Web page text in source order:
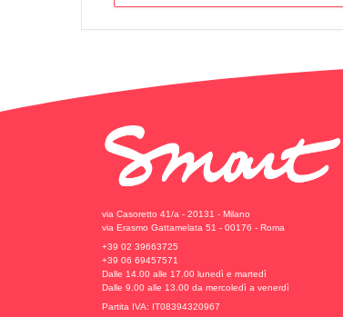
via Casoretto 41/a - 20131 - Milano
via Erasmo Gattamelata 51 - 00176 - Roma
+39 02 39663725
+39 06 69457571
Dalle 14.00 alle 17.00 lunedì e martedì
Dalle 9.00 alle 13.00 da mercoledì a venerdì
Partita IVA: IT08394320967